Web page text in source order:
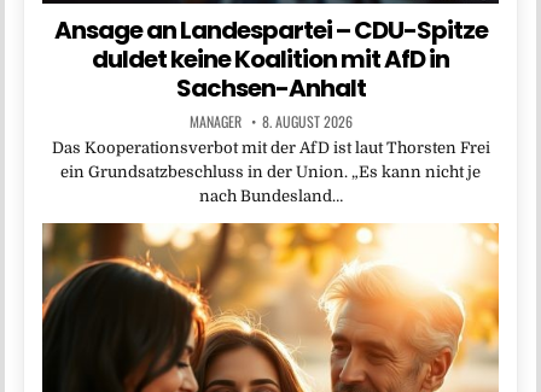
Ansage an Landespartei – CDU-Spitze
duldet keine Koalition mit AfD in
Sachsen-Anhalt
MANAGER 8. AUGUST 2026
Das Kooperationsverbot mit der AfD ist laut Thorsten Frei
ein Grundsatzbeschluss in der Union. „Es kann nicht je
nach Bundesland…